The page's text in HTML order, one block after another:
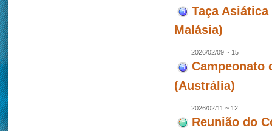
Taça
Malásia)
2026/02/09 ~ 15
Campeonato
(Austrália)
2026/02/11 ~ 12
Reunião do